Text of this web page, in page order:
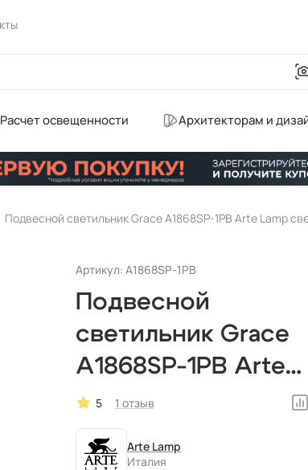
Расчет освещенности Архитекторам и
Подвесной светильник Grace A1868SP-1PB Arte Lamp
Артикул: A1868SP-1PB
Подвесной
светильник Grace
A1868SP-1PB Arte
Lamp
итальянский
5 1 отзыв
Arte Lamp
Италия